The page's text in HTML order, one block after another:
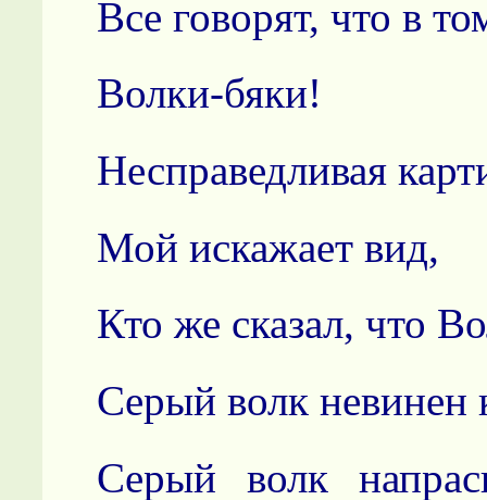
Все говорят, что в
Волки-бяки!
Несправедливая
Мой искажает вид,
Кто же сказал, что
Серый волк невинен
Серый волк